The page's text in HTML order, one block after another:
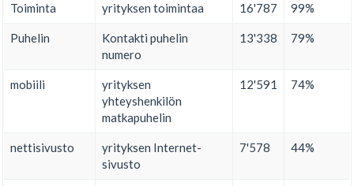
Toiminta yrityksen toimintaa 16'787 99%
Puhelin
Kontakti puhelin
numero
13'338 79%
mobiili
yrityksen
yhteyshenkilön
matkapuhelin
12'591 74%
nettisivusto
yrityksen Internet-
sivusto
7'578 44%